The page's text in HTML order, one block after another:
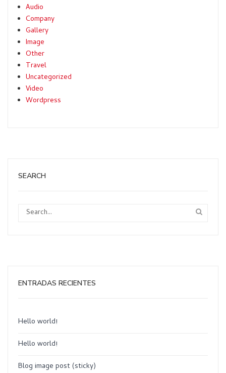
Audio
Company
Gallery
Image
Other
Travel
Uncategorized
Video
Wordpress
SEARCH
ENTRADAS RECIENTES
Hello world!
Hello world!
Blog image post (sticky)